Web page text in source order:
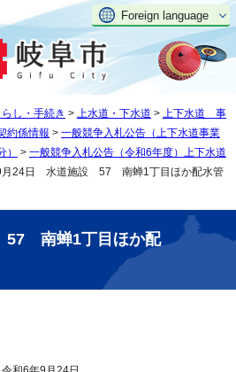
Foreign language
らし・手続き > 上水道・下水道 >
上下水道 事
約係情報 > 一般競争入札公告（上下水道事業
> 一般競争入札公告（令和6年度）上下水道
月24日 水道施設 57 南蝉1丁目ほか配水管
南蝉1丁目ほか配